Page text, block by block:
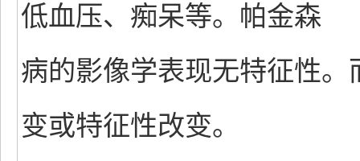
低血压、痴呆等。帕金森
病的影像学表现无特征性
变或特征性改变。